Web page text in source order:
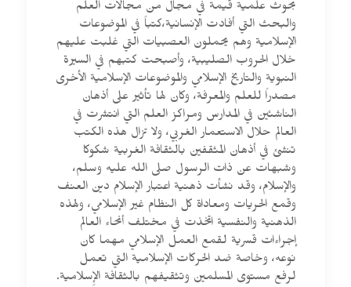
بحوث علمية قيمة في مجال من مجالات العلم
والبحث التي أفادت الإنسانية،كتباً في الموضوعات
الإسلامية وهم يحملون العصبيات التي غلبت عليهم
خلال الحروب الصليبية، وأصبحت كتبهم في السيرة
النبوية والتاريخ الإسلامي والموضوعات الإسلامية الأخرى
مصدراً للعلم والمعرفة، وكان لها تأثير على أذهان
الناشئين في المدارس ومراكز العلم التي انتشرت في
العالم حلال الاستعمار الغربي، ولا تزال هذه الكتب
تنشئ في أذهان المثقفين بالثقافة الغربية شكوكا
وشبهات عن ذات الرسول صلى الله عليه وسلم،
والإسلام، وقد نشأت ذهنية اعتبار الإسلام دين العنف
وقمع الحريات ومعاداة كل النظام غير الإسلامي، ولهذه
الذهنية والنفسية اتخذت في مختلف أنحاء العالم
إجراءات قسرية لقمع العمل الإسلامي مهما كان
نوعه، وخاصة ضد الحركات الإسلامية التي تعمل
لرفع مستوى المسلمين وتثقيفهم بالثقافة الإٍسلامية.